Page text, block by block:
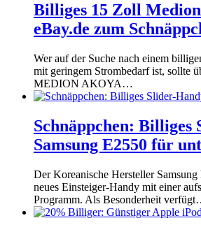
Billiges 15 Zoll
eBay.de zum
Wer auf der Suche nach einem
mit geringem Strombedarf ist, sollte
MEDION AKOYA…
Schnäppchen: Billiges
Samsung E2550 für
Der Koreanische Hersteller
neues Einsteiger-Handy mit einer
Programm. Als Besonderheit